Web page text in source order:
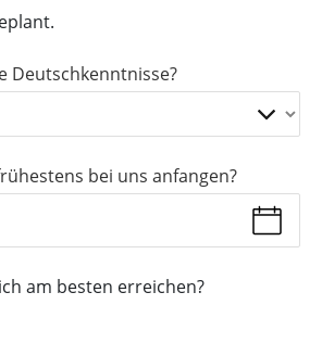
Deutschkenntnisse?
bei uns anfangen?
am besten erreichen?